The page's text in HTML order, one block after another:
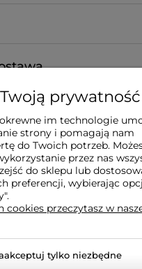
- Projekty
- Serwis Sprzętu
| Gdańsk - Trójmiasto -
prywatność
im technologie
strony i pomagają nam
do Twoich potrzeb.
przez nas
do sklepu lub
preferencji, wybierając
cookies przeczytasz w
tylko niezbędne